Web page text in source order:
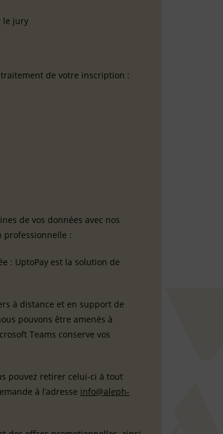
le jury
de votre inscription :
de vos données avec nos
professionnelle :
: UptoPay est la solution de
à distance et en support de
pouvons être amenés à
Teams conserve vos
pouvez retirer celui-ci à tout
à l’adresse info@aleph-